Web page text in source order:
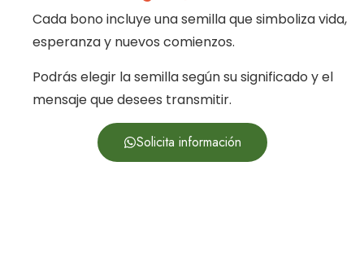
Cada bono incluye una semilla que simboliza vida,
esperanza y nuevos comienzos.
Podrás elegir la semilla según su significado y el
mensaje que desees transmitir.
Solicita información